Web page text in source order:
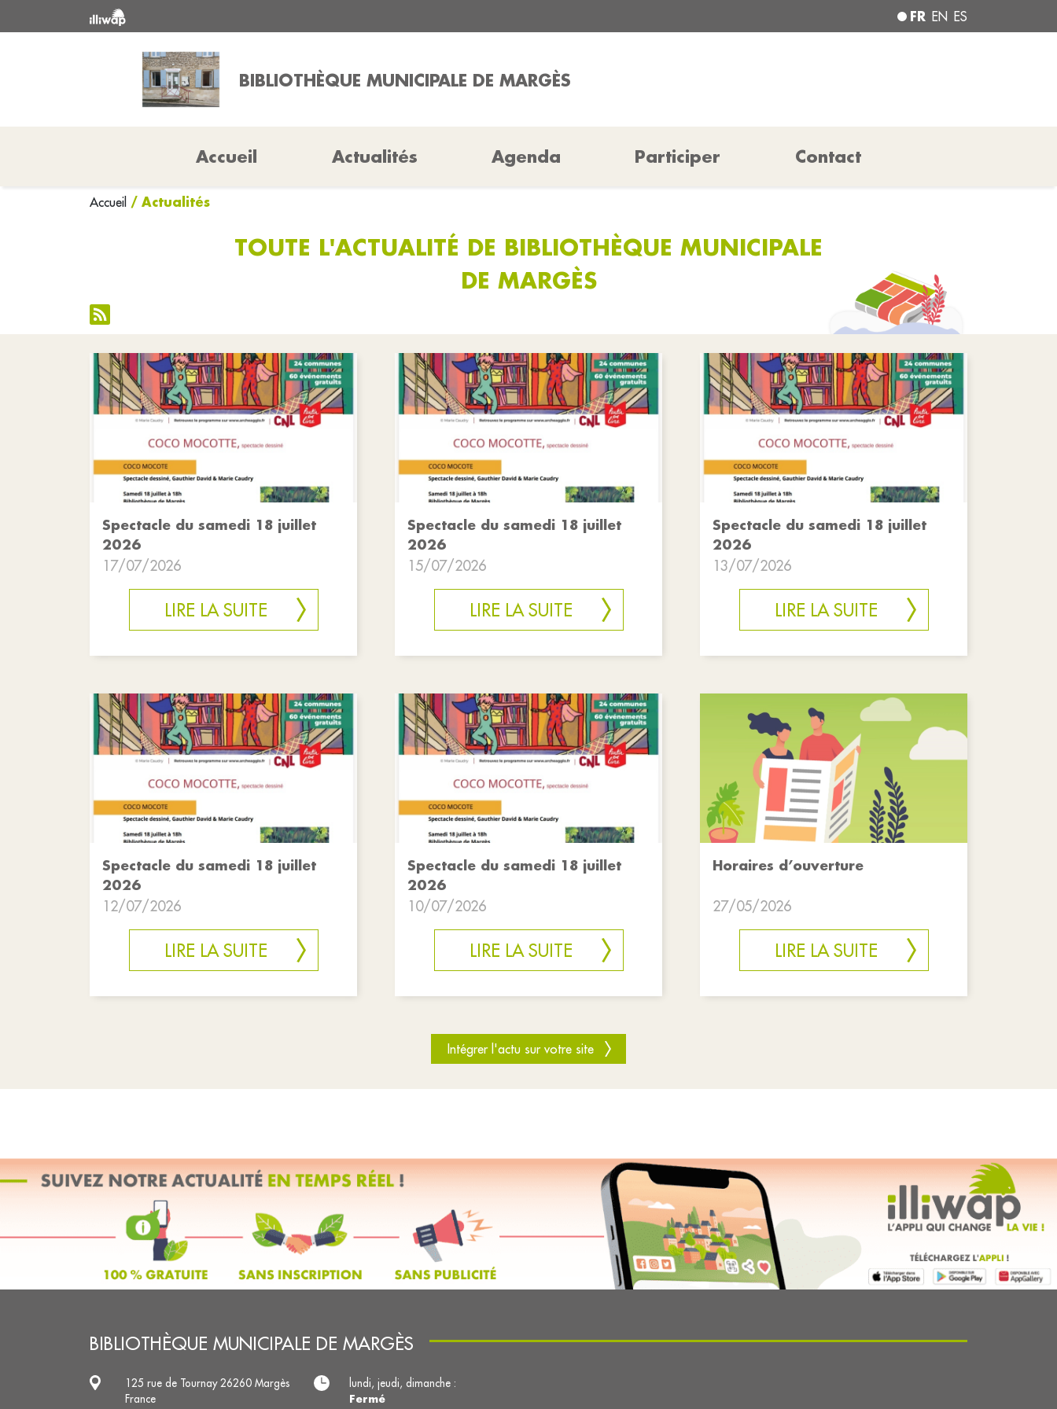
FR EN ES
BIBLIOTHÈQUE MUNICIPALE DE MARGÈS
Accueil Actualités Agenda Participer Contact
Accueil / Actualités
TOUTE L'ACTUALITÉ DE BIBLIOTHÈQUE MUNICIPALE
DE MARGÈS
Spectacle du samedi 18 juillet
2026
17/07/2026
LIRE LA SUITE
Spectacle du samedi 18 juillet
2026
15/07/2026
LIRE LA SUITE
Spectacle du samedi 18 juillet
2026
13/07/2026
LIRE LA SUITE
Spectacle du samedi 18 juillet
2026
12/07/2026
LIRE LA SUITE
Spectacle du samedi 18 juillet
2026
10/07/2026
LIRE LA SUITE
Horaires d’ouverture
27/05/2026
LIRE LA SUITE
Intégrer l'actu sur votre site
BIBLIOTHÈQUE MUNICIPALE DE MARGÈS
125 rue de Tournay 26260 Margès
France
lundi, jeudi, dimanche :
Fermé